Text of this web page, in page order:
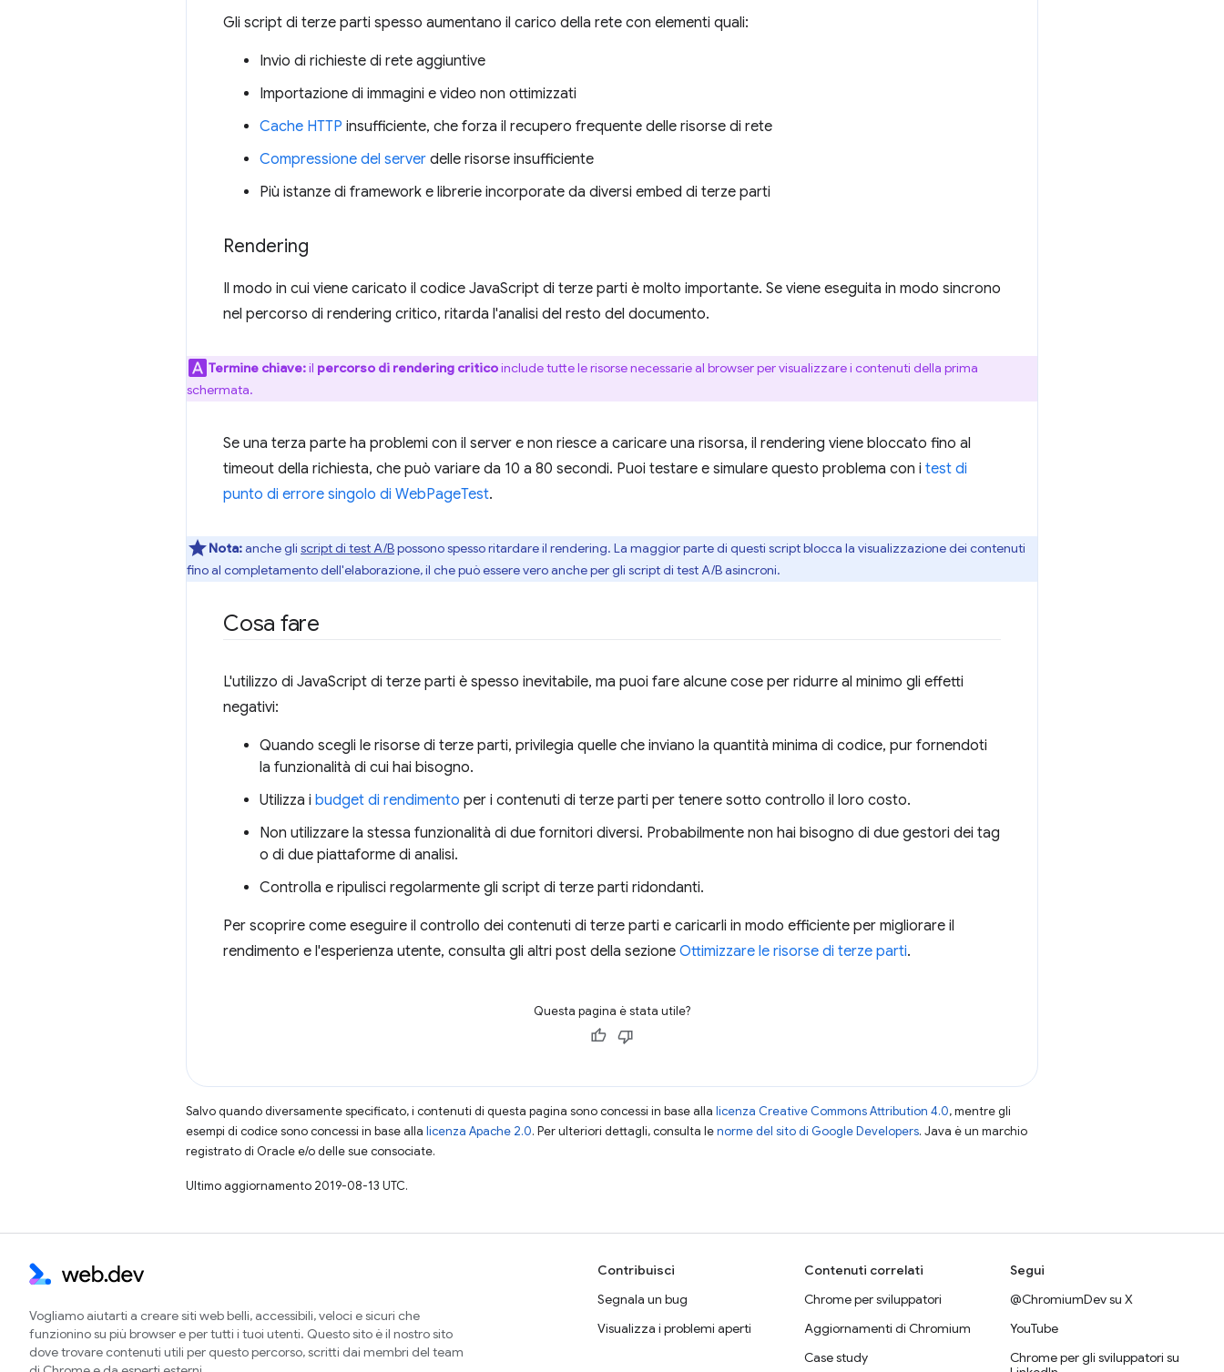
Gli script di terze parti spesso aumentano il carico della rete con elementi quali:
Invio di richieste di rete aggiuntive
Importazione di immagini e video non ottimizzati
Cache HTTP insufficiente, che forza il recupero frequente delle risorse di rete
Compressione del server delle risorse insufficiente
Più istanze di framework e librerie incorporate da diversi embed di terze parti
Rendering
Il modo in cui viene caricato il codice JavaScript di terze parti è molto importante. Se viene eseguita in modo sincrono
nel percorso di rendering critico, ritarda l'analisi del resto del documento.
Termine chiave:il percorso di rendering criticoinclude tutte le risorse necessarie al browser per visualizzare i contenuti della prima
schermata.
Se una terza parte ha problemi con il server e non riesce a caricare una risorsa, il rendering viene bloccato fino al
timeout della richiesta, che può variare da 10 a 80 secondi. Puoi testare e simulare questo problema con i test di
punto di errore singolo di WebPageTest.
Nota:anche gli script di test A/Bpossono spesso ritardare il rendering. La maggior parte di questi script blocca la visualizzazione dei contenuti
fino al completamento dell'elaborazione, il che può essere vero anche per gli script di test A/B asincroni.
Cosa fare
L'utilizzo di JavaScript di terze parti è spesso inevitabile, ma puoi fare alcune cose per ridurre al minimo gli effetti
negativi:
Quando scegli le risorse di terze parti, privilegia quelle che inviano la quantità minima di codice, pur fornendoti
la funzionalità di cui hai bisogno.
Utilizza i budget di rendimento per i contenuti di terze parti per tenere sotto controllo il loro costo.
Non utilizzare la stessa funzionalità di due fornitori diversi. Probabilmente non hai bisogno di due gestori dei tag
o di due piattaforme di analisi.
Controlla e ripulisci regolarmente gli script di terze parti ridondanti.
Per scoprire come eseguire il controllo dei contenuti di terze parti e caricarli in modo efficiente per migliorare il
rendimento e l'esperienza utente, consulta gli altri post della sezione Ottimizzare le risorse di terze parti.
Questa pagina è stata utile?
Salvo quando diversamente specificato, i contenuti di questa pagina sono concessi in base alla licenza Creative Commons Attribution 4.0, mentre gli
esempi di codice sono concessi in base alla licenza Apache 2.0. Per ulteriori dettagli, consulta lenorme del sito di Google Developers. Java è un marchio
registrato di Oracle e/o delle sue consociate.
Ultimo aggiornamento 2019-08-13 UTC.
Vogliamo aiutarti a creare siti web belli, accessibili, veloci e sicuri che
funzionino su più browser e per tutti i tuoi utenti. Questo sito è il nostro sito
dove trovare contenuti utili per questo percorso, scritti dai membri del team
Contribuisci
Segnala un bug
Visualizza i problemi aperti
Contenuti correlati
Chrome per sviluppatori
Aggiornamenti di Chromium
Case study
Segui
@ChromiumDev su X
YouTube
Chrome per gli sviluppatori su